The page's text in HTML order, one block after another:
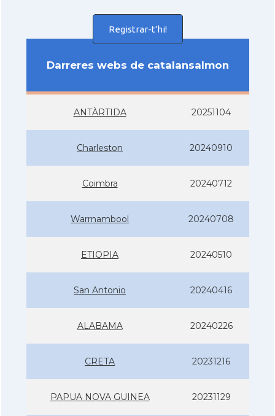
Registrar-t'hi!
Darreres webs de catalansalmon
ANTÀRTIDA 20251104
Charleston 20240910
Coimbra 20240712
Warrnambool 20240708
ETIOPIA 20240510
San Antonio 20240416
ALABAMA 20240226
CRETA 20231216
PAPUA NOVA GUINEA 20231129